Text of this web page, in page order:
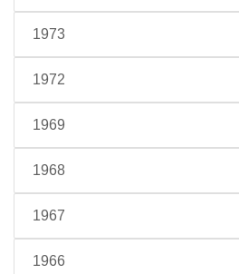
1973
1972
1969
1968
1967
1966